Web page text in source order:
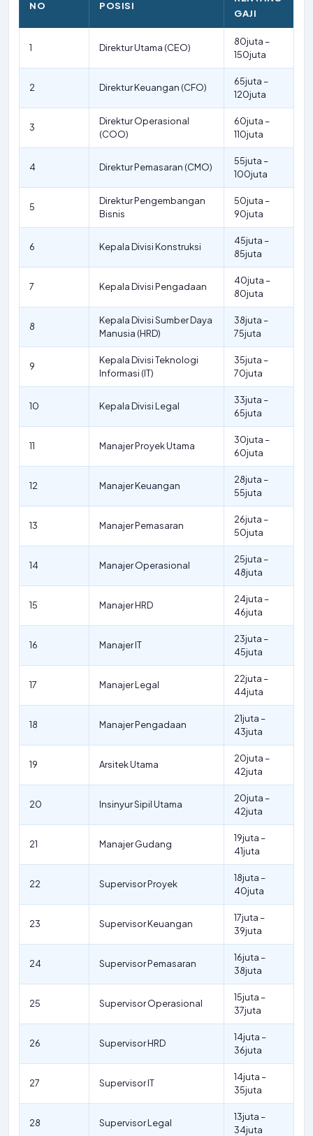
NO POSISI
GAJI
1 Direktur Utama (CEO)
80juta –
150juta
2 Direktur Keuangan (CFO)
65juta –
120juta
3
Direktur Operasional
(COO)
60juta –
110juta
4 Direktur Pemasaran (CMO)
55juta –
100juta
5
Direktur Pengembangan
Bisnis
50juta –
90juta
6 Kepala Divisi Konstruksi
45juta –
85juta
7 Kepala Divisi Pengadaan
40juta –
80juta
8
Kepala Divisi Sumber Daya
Manusia (HRD)
38juta –
75juta
9
Kepala Divisi Teknologi
Informasi (IT)
35juta –
70juta
10 Kepala Divisi Legal
33juta –
65juta
11 Manajer Proyek Utama
30juta –
60juta
12 Manajer Keuangan
28juta –
55juta
13 Manajer Pemasaran
26juta –
50juta
14 Manajer Operasional
25juta –
48juta
15 Manajer HRD
24juta –
46juta
16 Manajer IT
23juta –
45juta
17 Manajer Legal
22juta –
44juta
18 Manajer Pengadaan
21juta –
43juta
19 Arsitek Utama
20juta –
42juta
20 Insinyur Sipil Utama
20juta –
42juta
21 Manajer Gudang
19juta –
41juta
22 Supervisor Proyek
18juta –
40juta
23 Supervisor Keuangan
17juta –
39juta
24 Supervisor Pemasaran
16juta –
38juta
25 Supervisor Operasional
15juta –
37juta
26 Supervisor HRD
14juta –
36juta
27 Supervisor IT
14juta –
35juta
28 Supervisor Legal
13juta –
34juta